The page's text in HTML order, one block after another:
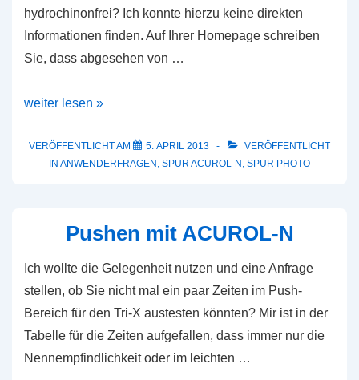
hydrochinonfrei? Ich konnte hierzu keine direkten
Informationen finden. Auf Ihrer Homepage schreiben
Sie, dass abgesehen von …
Ist
N
hydrochinonfrei?
weiter lesen »
VERÖFFENTLICHT AM 5. APRIL 2013
VERÖFFENTLICHT
IN ANWENDERFRAGEN , SPUR ACUROL-N , SPUR PHOTO
Pushen mit ACUROL-N
Ich wollte die Gelegenheit nutzen und eine Anfrage
stellen, ob Sie nicht mal ein paar Zeiten im Push-
Bereich für den Tri-X austesten könnten? Mir ist in der
Tabelle für die Zeiten aufgefallen, dass immer nur die
Nennempfindlichkeit oder im leichten …